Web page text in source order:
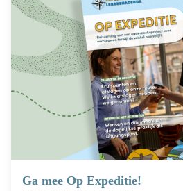
Ga mee Op Expeditie!